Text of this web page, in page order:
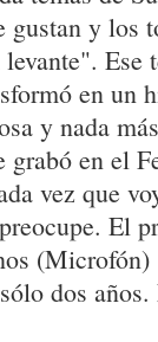
y los
Ese
en un
y nada
grabó en el
vez que
El
dos años.